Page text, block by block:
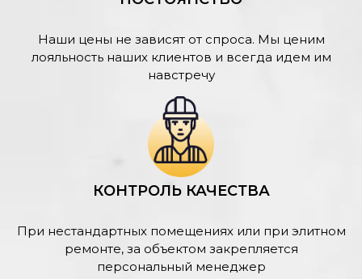
Наши цены не зависят от спроса. Мы ценим
лояльность наших клиентов и всегда идем им
навстречу
КОНТРОЛЬ КАЧЕСТВА
При нестандартных помещениях или при элитном
ремонте, за объектом закрепляется
персональный менеджер